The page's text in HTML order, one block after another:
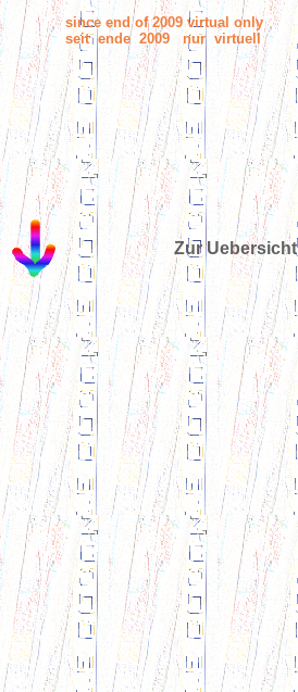
since end of 2009 virtual only
seit ende 2009 nur virtuell
Zur Uebersicht